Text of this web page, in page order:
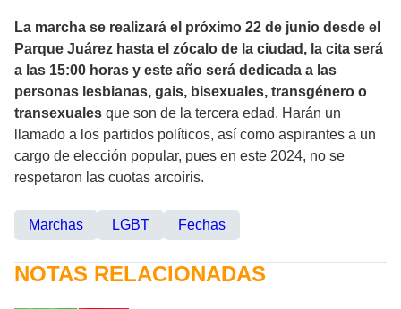
La marcha se realizará el próximo 22 de junio desde el
Parque Juárez hasta el zócalo de la ciudad, la cita será
a las 15:00 horas y este año será dedicada a las
personas lesbianas, gais, bisexuales, transgénero o
transexuales que son de la tercera edad. Harán un
llamado a los partidos políticos, así como aspirantes a un
cargo de elección popular, pues en este 2024, no se
respetaron las cuotas arcoíris.
Marchas LGBT Fechas
NOTAS RELACIONADAS